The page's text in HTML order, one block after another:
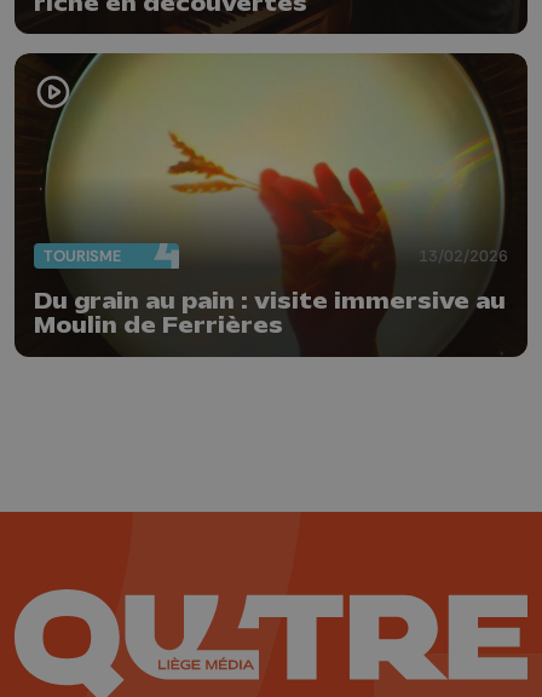
TOURISME 13/02/2026
Du grain au pain : visite immersive au
Moulin de Ferrières